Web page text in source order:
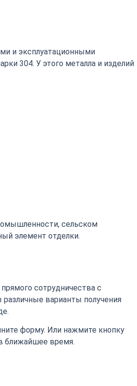
и эксплуатационными
304. У этого металла и изделий
сельском
элемент отделки.
сотрудничества с
варианты получения
форму. Или нажмите кнопку
ближайшее время.